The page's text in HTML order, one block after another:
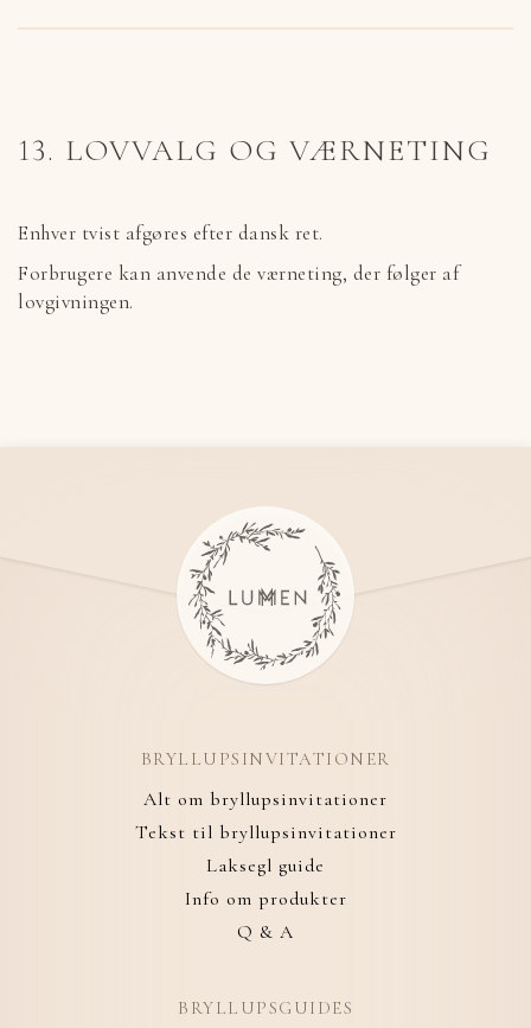
13. LOVVALG OG VÆRNETING
Enhver tvist afgøres efter dansk ret.
Forbrugere kan anvende de værneting, der følger af
lovgivningen.
BRYLLUPSINVITATIONER
Alt om bryllupsinvitationer
Tekst til bryllupsinvitationer
Laksegl guide
Info om produkter
Q & A
BRYLLUPSGUIDES